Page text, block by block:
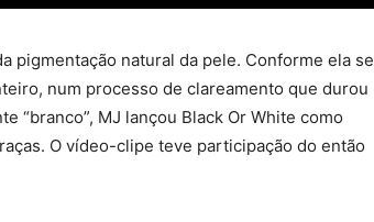
pigmentação natural da pele. Conforme ela se
num processo de clareamento que durou
“branco”, MJ lançou Black Or White como
O vídeo-clipe teve participação do então